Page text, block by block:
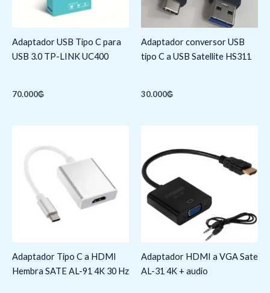
Adaptador USB Tipo C para
USB 3.0 TP-LINK UC400
70.000₲
Adaptador conversor USB
tipo C a USB Satellite HS311
30.000₲
Adaptador Tipo C a HDMI
Hembra SATE AL-91 4K 30 Hz
Adaptador HDMI a VGA Sate
AL-31 4K + audio